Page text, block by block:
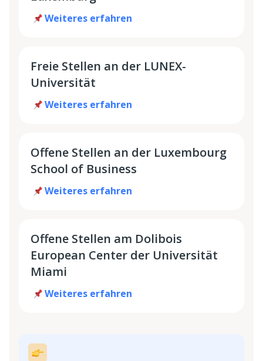
Weiteres erfahren
Freie Stellen an der LUNEX-
Universität
Weiteres erfahren
Offene Stellen an der Luxembourg
School of Business
Weiteres erfahren
Offene Stellen am Dolibois
European Center der Universität
Miami
Weiteres erfahren